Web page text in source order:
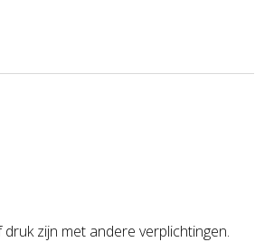
zijn met andere verplichtingen.